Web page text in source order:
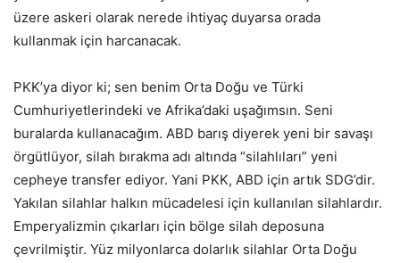
üzere askeri olarak nerede ihtiyaç duyarsa orada
kullanmak için harcanacak.
PKK’ya diyor ki; sen benim Orta Doğu ve Türki
Cumhuriyetlerindeki ve Afrika’daki uşağımsın. Seni
buralarda kullanacağım. ABD barış diyerek yeni bir savaşı
örgütlüyor, silah bırakma adı altında “silahlıları” yeni
cepheye transfer ediyor. Yani PKK, ABD için artık SDG’dir.
Yakılan silahlar halkın mücadelesi için kullanılan silahlardır.
Emperyalizmin çıkarları için bölge silah deposuna
çevrilmiştir. Yüz milyonlarca dolarlık silahlar Orta Doğu